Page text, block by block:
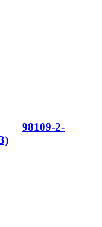
98109-2-